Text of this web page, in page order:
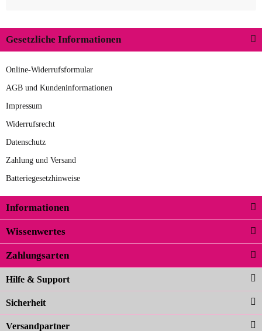
Gesetzliche Informationen
Online-Widerrufsformular
AGB und Kundeninformationen
Impressum
Widerrufsrecht
Datenschutz
Zahlung und Versand
Batteriegesetzhinweise
Informationen
Wissenwertes
Zahlungsarten
Hilfe & Support
Sicherheit
Versandpartner